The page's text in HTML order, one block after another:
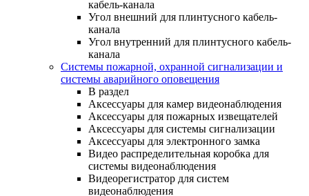
кабель-канала
Угол внешний для плинтусного кабель-
канала
Угол внутренний для плинтусного кабель-
канала
Системы пожарной, охранной сигнализации и
системы аварийного оповещения
В раздел
Аксессуары для камер видеонаблюдения
Аксессуары для пожарных извещателей
Аксессуары для системы сигнализации
Аксессуары для электронного замка
Видео распределительная коробка для
системы видеонаблюдения
Видеорегистратор для систем
видеонаблюдения